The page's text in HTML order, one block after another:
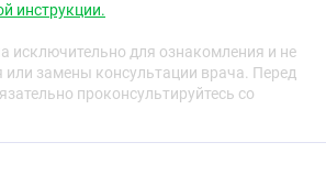
с подавлением окислительных
тиамина). Препарат
инструкции.
исключительно для ознакомления и не
замены консультации врача. Перед
проконсультируйтесь со